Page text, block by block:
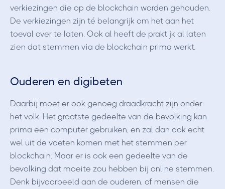
verkiezingen die op de blockchain worden gehouden.
De verkiezingen zijn té belangrijk om het aan het
toeval over te laten. Ook al heeft de praktijk al laten
zien dat stemmen via de blockchain prima werkt.
Ouderen en digibeten
Daarbij moet er ook genoeg draadkracht zijn onder
het volk. Het grootste gedeelte van de bevolking kan
prima een computer gebruiken, en zal dan ook echt
wel uit de voeten komen met het stemmen per
blockchain. Maar er is ook een gedeelte van de
bevolking dat moeite zou hebben bij online stemmen.
Denk bijvoorbeeld aan de ouderen, of mensen die